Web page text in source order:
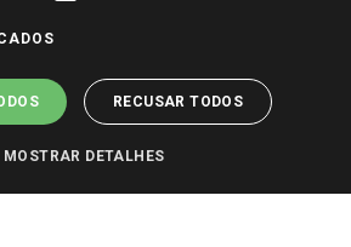
RECUSAR TODOS
MOSTRAR DETALHES